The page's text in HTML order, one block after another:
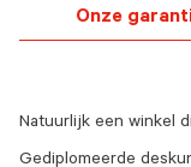
Onze
Natuurlijk een winkel
Gediplomeerde